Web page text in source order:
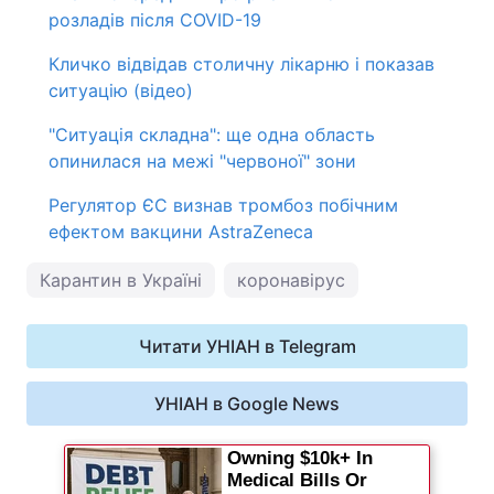
розладів після COVID-19
Кличко відвідав столичну лікарню і показав
ситуацію (відео)
"Ситуація складна": ще одна область
опинилася на межі "червоної" зони
Регулятор ЄС визнав тромбоз побічним
ефектом вакцини AstraZeneca
Карантин в Україні коронавірус
Читати УНІАН в Telegram
УНІАН в Google News